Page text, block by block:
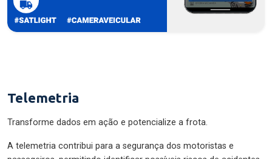
Telemetria
Transforme dados em ação e potencialize a frota.
A telemetria contribui para a segurança dos motoristas e